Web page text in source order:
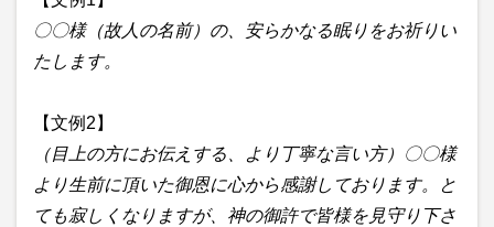
〇〇様（故人の名前）の、安らかなる眠りをお祈りい
たします。
【文例2】
（目上の方にお伝えする、より丁寧な言い方）〇〇様
より生前に頂いた御恩に心から感謝しております。と
ても寂しくなりますが、神の御許で皆様を見守り下さ